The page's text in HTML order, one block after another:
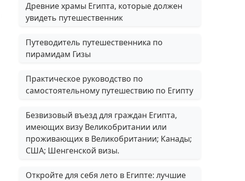
Древние храмы Египта, которые должен
увидеть путешественник
Путеводитель путешественника по
пирамидам Гизы
Практическое руководство по
самостоятельному путешествию по Египту
Безвизовый въезд для граждан Египта,
имеющих визу Великобритании или
проживающих в Великобритании; Канады;
США; Шенгенской визы.
Откройте для себя лето в Египте: лучшие